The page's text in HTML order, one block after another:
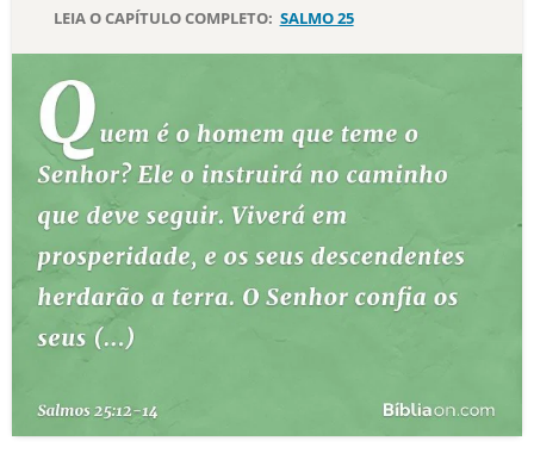
ESBOÇOS DE PREGAÇÃO
TEMAS
PERGUNTE À BÍBLIA IA
TERMO BÍBLICO JOGOS
QUEM SOMOS
LOJA BÍBLIAON
LEIA O CAPÍTULO COMPLETO: SALMO 25